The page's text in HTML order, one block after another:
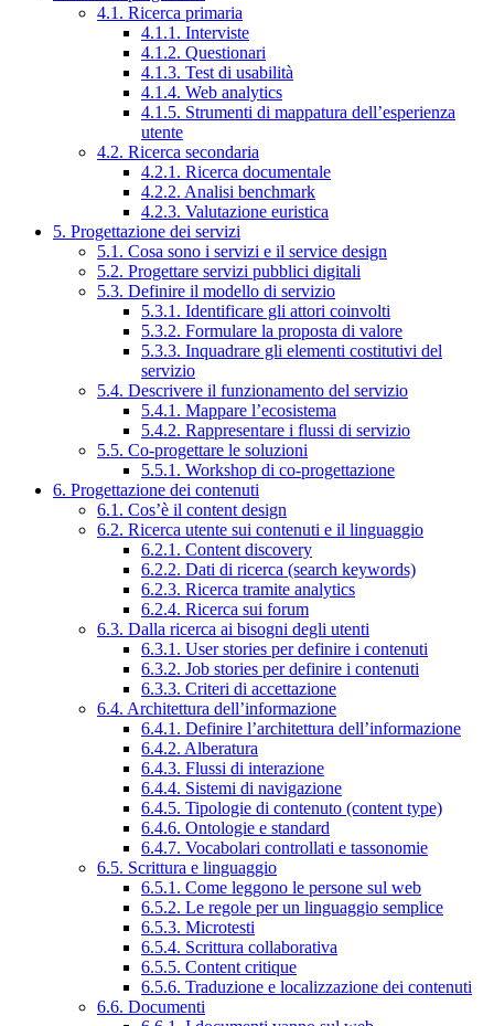
4.1. Ricerca primaria
4.1.1. Interviste
4.1.2. Questionari
4.1.3. Test di usabilità
4.1.4. Web analytics
4.1.5. Strumenti di mappatura dell’esperienza
utente
4.2. Ricerca secondaria
4.2.1. Ricerca documentale
4.2.2. Analisi benchmark
4.2.3. Valutazione euristica
5. Progettazione dei servizi
5.1. Cosa sono i servizi e il service design
5.2. Progettare servizi pubblici digitali
5.3. Definire il modello di servizio
5.3.1. Identificare gli attori coinvolti
5.3.2. Formulare la proposta di valore
5.3.3. Inquadrare gli elementi costitutivi del
servizio
5.4. Descrivere il funzionamento del servizio
5.4.1. Mappare l’ecosistema
5.4.2. Rappresentare i flussi di servizio
5.5. Co-progettare le soluzioni
5.5.1. Workshop di co-progettazione
6. Progettazione dei contenuti
6.1. Cos’è il content design
6.2. Ricerca utente sui contenuti e il linguaggio
6.2.1. Content discovery
6.2.2. Dati di ricerca (search keywords)
6.2.3. Ricerca tramite analytics
6.2.4. Ricerca sui forum
6.3. Dalla ricerca ai bisogni degli utenti
6.3.1. User stories per definire i contenuti
6.3.2. Job stories per definire i contenuti
6.3.3. Criteri di accettazione
6.4. Architettura dell’informazione
6.4.1. Definire l’architettura dell’informazione
6.4.2. Alberatura
6.4.3. Flussi di interazione
6.4.4. Sistemi di navigazione
6.4.5. Tipologie di contenuto (content type)
6.4.6. Ontologie e standard
6.4.7. Vocabolari controllati e tassonomie
6.5. Scrittura e linguaggio
6.5.1. Come leggono le persone sul web
6.5.2. Le regole per un linguaggio semplice
6.5.3. Microtesti
6.5.4. Scrittura collaborativa
6.5.5. Content critique
6.5.6. Traduzione e localizzazione dei contenuti
6.6. Documenti